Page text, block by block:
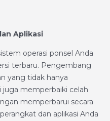
Aplikasi
operasi ponsel Anda
terbaru. Pengembang
yang tidak hanya
memperbaiki celah
memperbarui secara
dan aplikasi Anda